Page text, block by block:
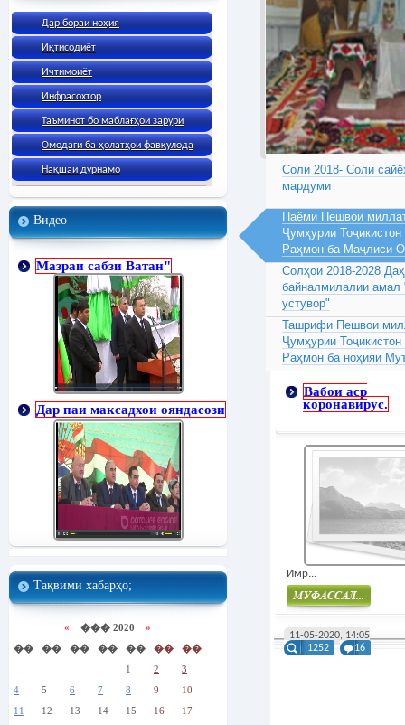
Дар бораи ноҳия
Иқтисодиёт
Ичтимоиёт
Инфрасохтор
Таъминот бо маблағҳои зарури
Омодаги ба ҳолатҳои фавқулода
Нақшаи дурнамо
Видео
Мазраи сабзи Ватан"
Дар паи максадхои ояндасози
Тақвими хабарҳо;
« ��� 2020 »
��
�� �� �� �� ��
��
1
2
3
4
5 6 7 8 9
10
11
12 13 14 15 16
17
Соли 2018- Соли
мардуми
Паёми Пешвои
Ҷумҳурии
Раҳмон ба Маҷлиси
Солҳои 2018-2028
байналмилалии
устувор"
Ташрифи Пешвои
Ҷумҳурии
Раҳмон ба ноҳияи
Вабои аср
коронавирус.
Имр...
11-05-2020, 14:05
1252
16